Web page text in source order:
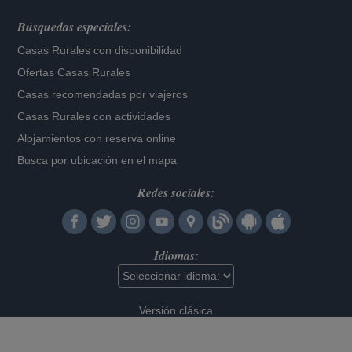
Búsquedas especiales:
Casas Rurales con disponibilidad
Ofertas Casas Rurales
Casas recomendadas por viajeros
Casas Rurales con actividades
Alojamientos con reserva online
Busca por ubicación en el mapa
Redes sociales:
Idiomas:
Versión clásica